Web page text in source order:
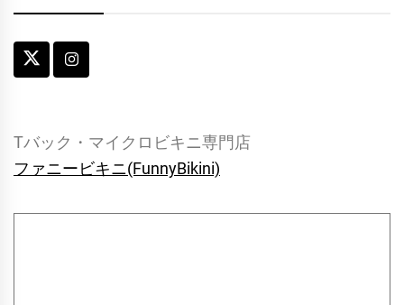
Tバック・マイクロビキニ専門店
ファニービキニ(FunnyBikini)